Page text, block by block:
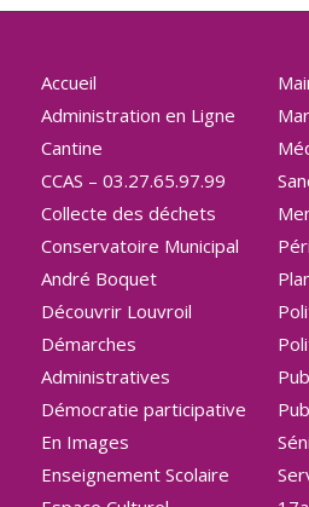
Accueil
Administration en Ligne
Cantine
CCAS – 03.27.65.97.99
Collecte des déchets
Conservatoire Municipal
André Boquet
Découvrir Louvroil
Démarches
Administratives
Démocratie participative
En Images
Enseignement Scolaire